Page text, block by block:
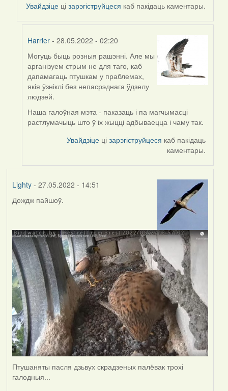
Увайдзіце цізарэгіструйцеся каб пакідаць каментары.
Harrier- 28.05.2022 - 02:20
In
reply
to
by
09Алена
Могуць быць розныя рашэнні. Але мы
арганізуем стрым не для таго, каб
дапамагаць птушкам у праблемах,
якія ўзніклі без непасрэднага ўдзелу
людзей.
Наша галоўная мэта - паказаць і па магчымасці
растлумачыць што ў іх жыцці адбываецца і чаму так.
Увайдзіце цізарэгіструйцеся каб пакідаць
каментары.
Lighty- 27.05.2022 - 14:51
Дождж пайшоў.
Птушаняты пасля дзьвух скрадзеных палёвак трохі
галодныя...